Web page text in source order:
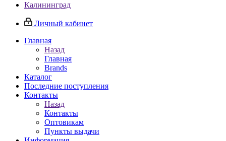
Калининград
Личный кабинет
Главная
Назад
Главная
Brands
Каталог
Последние поступления
Контакты
Назад
Контакты
Оптовикам
Пункты выдачи